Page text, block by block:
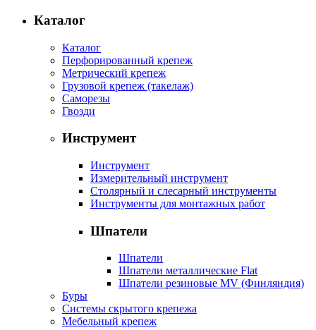
Каталог
Каталог
Перфорированный крепеж
Метрический крепеж
Грузовой крепеж (такелаж)
Саморезы
Гвозди
Инструмент
Инструмент
Измерительный инструмент
Столярный и слесарный инструменты
Инструменты для монтажных работ
Шпатели
Шпатели
Шпатели металлические Flat
Шпатели резиновые MV (Финляндия)
Буры
Системы скрытого крепежа
Мебельный крепеж